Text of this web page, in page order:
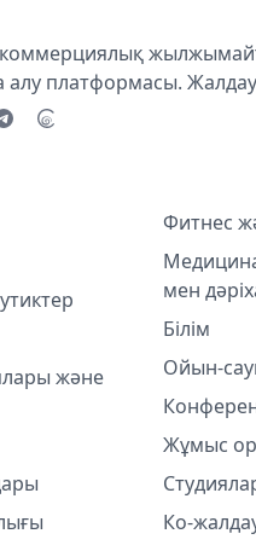
алу платформасы.
және
Фитнес
мен
Білім
Ойын-
Жұмыс
Ко-